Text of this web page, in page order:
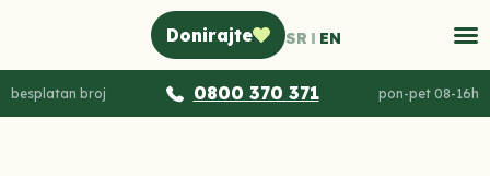
Donirajte SR EN
besplatan broj 0800 370 371 pon-pet 08-16h